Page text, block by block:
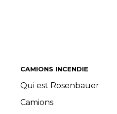
CAMIONS INCENDIE
Qui est Rosenbauer
Camions